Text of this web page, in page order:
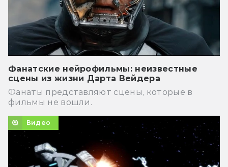
Фанатские нейрофильмы: неизвестные
сцены из жизни Дарта Вейдера
Фанаты представляют сцены, которые в
фильмы не вошли.
Видео